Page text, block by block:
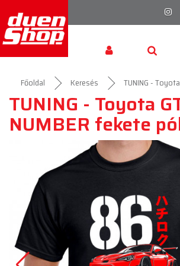
Főoldal Keresés TUNING -
TUNING - Toyota
NUMBER fekete